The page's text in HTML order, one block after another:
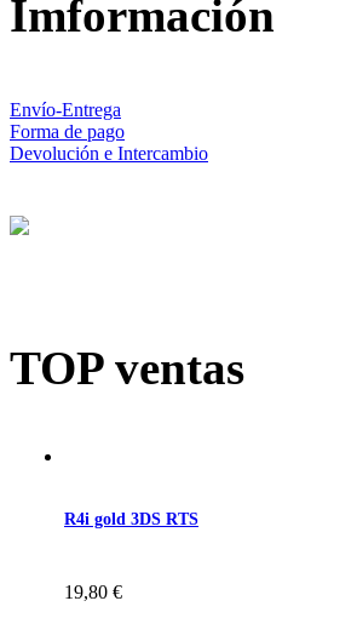
Imformación
Envío-Entrega
Forma de pago
Devolución e Intercambio
TOP ventas
R4i gold 3DS RTS
19,80 €